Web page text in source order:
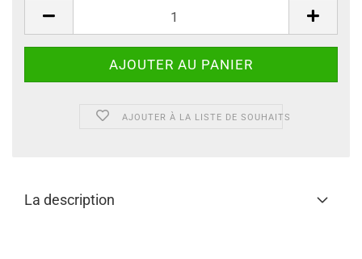
AJOUTER À LA LISTE DE SOUHAITS
La description